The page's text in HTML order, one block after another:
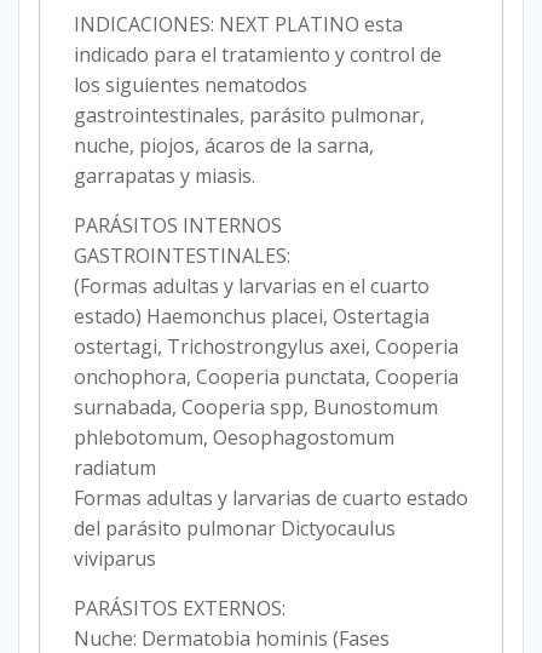
INDICACIONES: NEXT PLATINO esta
indicado para el tratamiento y control de
los siguientes nematodos
gastrointestinales, parásito pulmonar,
nuche, piojos, ácaros de la sarna,
garrapatas y miasis.
PARÁSITOS INTERNOS
GASTROINTESTINALES:
(Formas adultas y larvarias en el cuarto
estado) Haemonchus placei, Ostertagia
ostertagi, Trichostrongylus axei, Cooperia
onchophora, Cooperia punctata, Cooperia
surnabada, Cooperia spp, Bunostomum
phlebotomum, Oesophagostomum
radiatum
Formas adultas y larvarias de cuarto estado
del parásito pulmonar Dictyocaulus
viviparus
PARÁSITOS EXTERNOS:
Nuche: Dermatobia hominis (Fases